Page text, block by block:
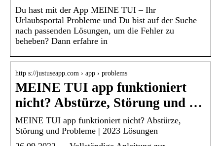
Du hast mit der App MEINE TUI – Ihr
Urlaubsportal Probleme und Du bist auf der Suche
nach passenden Lösungen, um die Fehler zu
beheben? Dann erfahre in
http s://justuseapp.com › app › problems
MEINE TUI app funktioniert
nicht? Abstürze, Störung und …
MEINE TUI app funktioniert nicht? Abstürze,
Störung und Probleme | 2023 Lösungen